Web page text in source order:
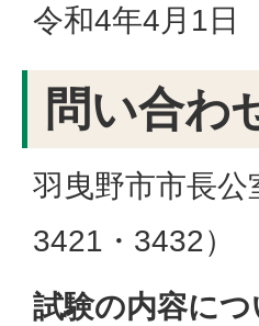
令和4年4月1日
問い合わ
羽曳野市市長
3421・3432）
試験の内容に